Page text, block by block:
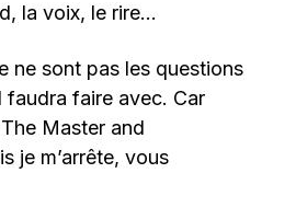
la voix, le rire…
ne sont pas les questions
faudra faire avec. Car
Master and
je m’arrête, vous